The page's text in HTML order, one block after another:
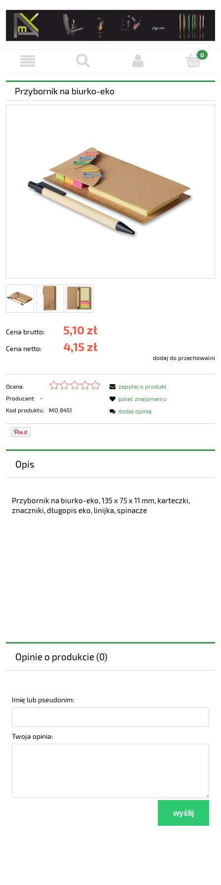
Przybornik na biurko-eko
Cena brutto: 5,10 zł
Cena netto: 4,15 zł
dodaj do przechowalni
Ocena:
Producent:
-
Kod produktu:
MO 8451
zapytaj o produkt
poleć znajomemu
dodaj opinię
Opis
Przybornik na biurko-eko, 135 x 75 x 11 mm, karteczki,
znaczniki, długopis eko, linijka, spinacze
Opinie o produkcie (0)
Imię lub pseudonim:
Twoja opinia:
wyślij